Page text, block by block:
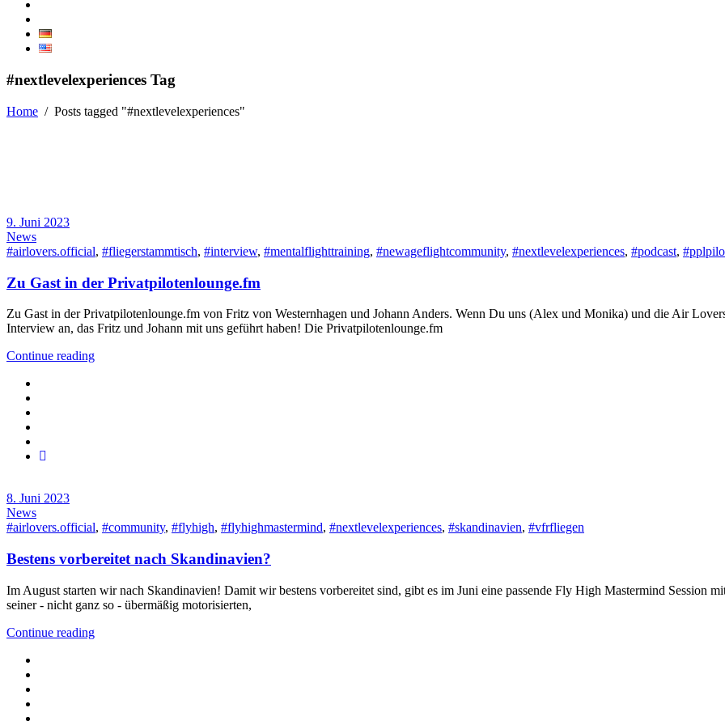
#nextlevelexperiences Tag
Home / Posts tagged "#nextlevelexperiences"
9. Juni 2023
News
#airlovers.official, #fliegerstammtisch, #interview, #mentalflighttraining, #newageflightcommunity, #nextlevelexperiences, #podcast,
Zu Gast in der Privatpilotenlounge.fm
Zu Gast in der Privatpilotenlounge.fm von Fritz von Westernhagen und Johann Anders. Wenn Du uns (Alex und Monika) und die Air
Interview an, das Fritz und Johann mit uns geführt haben! Die Privatpilotenlounge.fm
Continue reading
8. Juni 2023
News
#airlovers.official, #community, #flyhigh, #flyhighmastermind, #nextlevelexperiences, #skandinavien, #vfrfliegen
Bestens vorbereitet nach Skandinavien?
Im August starten wir nach Skandinavien! Damit wir bestens vorbereitet sind, gibt es im Juni eine passende Fly High Mastermind Session
seiner - nicht ganz so - übermäßig motorisierten,
Continue reading